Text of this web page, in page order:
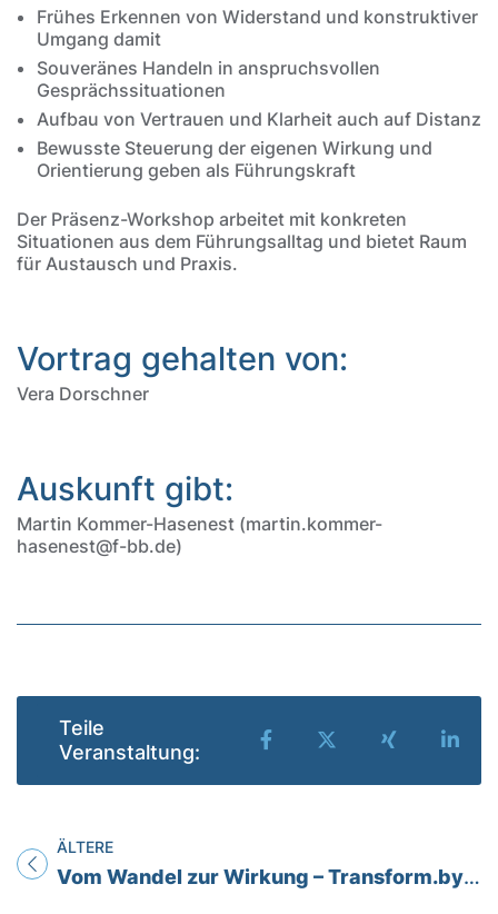
Frühes Erkennen von Widerstand und konstruktiver
Umgang damit
Souveränes Handeln in anspruchsvollen
Gesprächssituationen
Aufbau von Vertrauen und Klarheit auch auf Distanz
Bewusste Steuerung der eigenen Wirkung und
Orientierung geben als Führungskraft
Der Präsenz-Workshop arbeitet mit konkreten
Situationen aus dem Führungsalltag und bietet Raum
für Austausch und Praxis.
Vortrag gehalten von:
Vera Dorschner
Auskunft gibt:
Martin Kommer-Hasenest (martin.kommer-
hasenest@f-bb.de)
Teile
Veranstaltung:
Teilen auf Facebook
Teilen auf X
Teilen auf
ÄLTERE
Titel für Veranstaltung
Vom Wandel zur Wirkung – Transform.by Fazit: Zukunftskompetenzen für eine starke Automobilbranche